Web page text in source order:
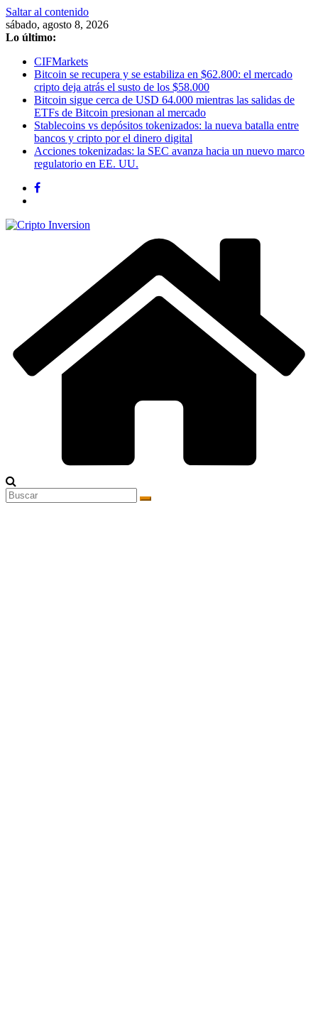
Saltar al contenido
sábado, agosto 8, 2026
Lo último:
CIFMarkets
Bitcoin se recupera y se estabiliza en $62.800: el mercado
cripto deja atrás el susto de los $58.000
Bitcoin sigue cerca de USD 64.000 mientras las salidas de
ETFs de Bitcoin presionan al mercado
Stablecoins vs depósitos tokenizados: la nueva batalla entre
bancos y cripto por el dinero digital
Acciones tokenizadas: la SEC avanza hacia un nuevo marco
regulatorio en EE. UU.